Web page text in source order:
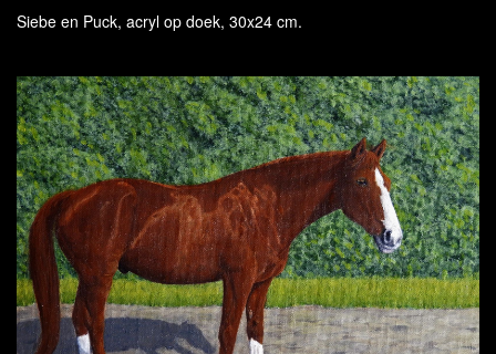
Siebe en Puck, acryl op doek, 30x24 cm.